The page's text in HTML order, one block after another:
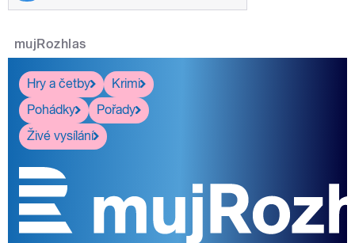
mujRozhlas
Hry a četby
Krimi
Pohádky
Pořady
Živé vysílání